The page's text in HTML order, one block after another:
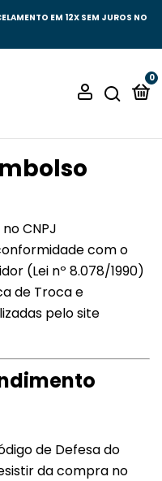
EM 12X SEM JUROS NO
0
CNPJ
com o
(Lei nº 8.078/1990)
de Troca e
pelo site
de Defesa do
da compra no